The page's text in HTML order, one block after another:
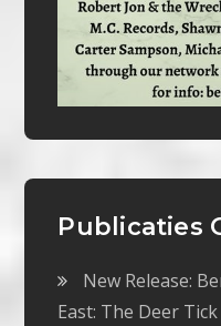
Publicaties
New Release:
East: The Deer